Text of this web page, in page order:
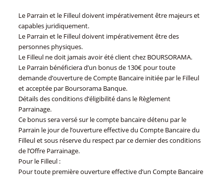
Le Parrain et le Filleul doivent impérativement être majeurs et
capables juridiquement.
Le Parrain et le Filleul doivent impérativement être des
personnes physiques.
Le Filleul ne doit jamais avoir été client chez BOURSORAMA.
Le Parrain bénéficiera d’un bonus de 130€ pour toute
demande d’ouverture de Compte Bancaire initiée par le Filleul
et acceptée par Boursorama Banque.
Détails des conditions d’éligibilité dans le Règlement
Parrainage.
Ce bonus sera versé sur le compte bancaire détenu par le
Parrain le jour de l’ouverture effective du Compte Bancaire du
Filleul et sous réserve du respect par ce dernier des conditions
de l’Offre Parrainage.
Pour le Filleul :
Pour toute première ouverture effective d’un Compte Bancaire